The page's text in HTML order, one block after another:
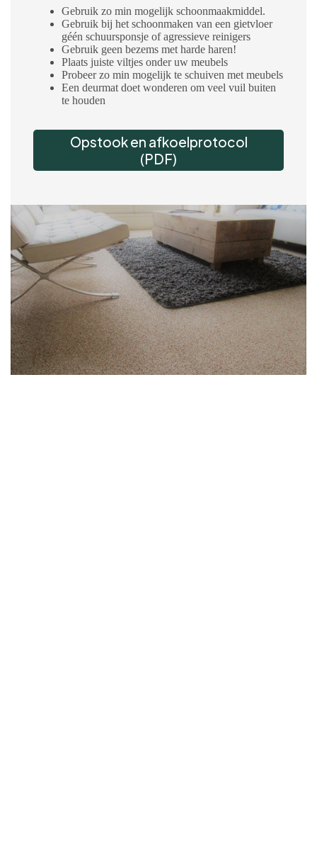
Gebruik zo min mogelijk schoonmaakmiddel.
Gebruik bij het schoonmaken van een gietvloer
géén schuursponsje of agressieve reinigers
Gebruik geen bezems met harde haren!
Plaats juiste viltjes onder uw meubels
Probeer zo min mogelijk te schuiven met meubels
Een deurmat doet wonderen om veel vuil buiten
te houden
Opstook en afkoelprotocol
(PDF)